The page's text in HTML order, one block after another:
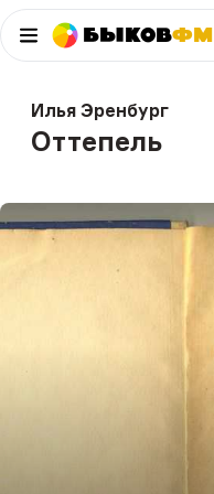
БыковФМ
Илья Эренбург
Оттепель